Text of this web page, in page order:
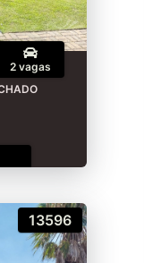
2 vagas
13596